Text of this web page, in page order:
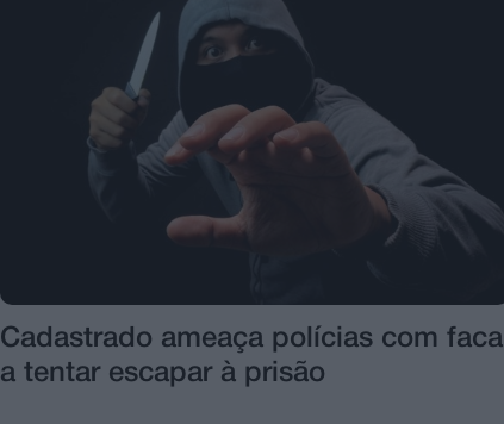
Cadastrado ameaça polícias com faca
a tentar escapar à prisão